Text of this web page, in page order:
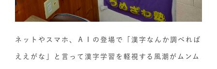
ネットやスマホ、ＡＩの登場で「漢字なんか調べれば
ええがな」と言って漢字学習を軽視する風潮がムンム